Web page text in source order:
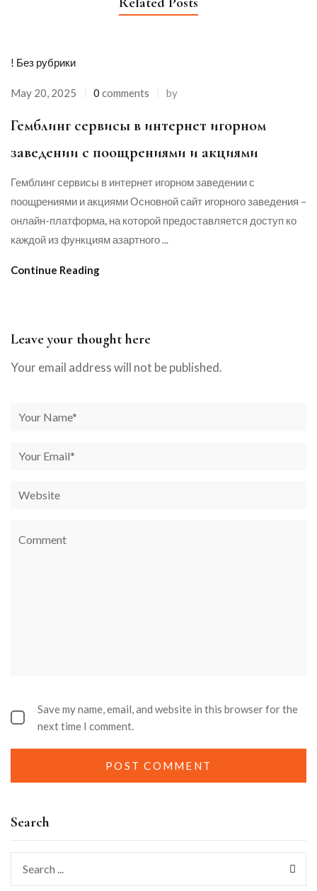
Search
! Без рубрики
May 20, 2025 0 comments by
Гемблинг сервисы в интернет игорном
заведении с поощрениями и акциями
Гемблинг сервисы в интернет игорном заведении с
поощрениями и акциями Основной сайт игорного заведения –
онлайн-платформа, на которой предоставляется доступ ко
каждой из функциям азартного ...
Continue Reading
Leave your thought here
Your email address will not be published.
Save my name, email, and website in this browser for the
next time I comment.